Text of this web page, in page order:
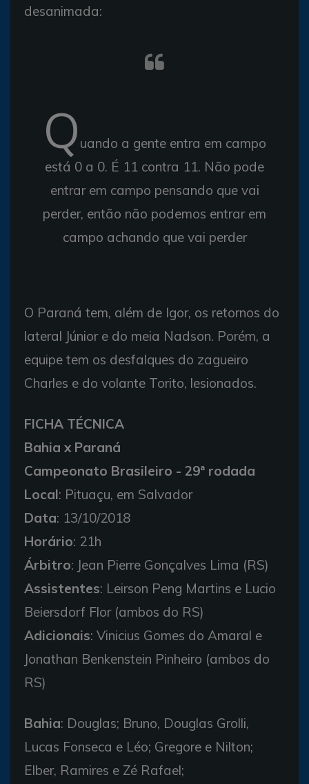
desanimada:
Q uando a gente entra em campo
está 0 a 0. É 11 contra 11. Não pode
entrar em campo pensando que vai
perder, então não podemos entrar em
campo achando que vai perder
O Paraná tem, além de Igor, os retornos do
lateral Júnior e do meia Nadson. Porém, a
equipe tem os desfalques do zagueiro
Charles e do volante Torito, lesionados.
FICHA TÉCNICA
Bahia x Paraná
Campeonato Brasileiro - 29ª rodada
Local: Pituaçu, em Salvador
Data: 13/10/2018
Horário: 21h
Árbitro: Jean Pierre Gonçalves Lima (RS)
Assistentes: Leirson Peng Martins e Lucio
Beiersdorf Flor (ambos do RS)
Adicionais: Vinicius Gomes do Amaral e
Jonathan Benkenstein Pinheiro (ambos do
RS)
Bahia: Douglas; Bruno, Douglas Grolli,
Lucas Fonseca e Léo; Gregore e Nilton;
Elber, Ramires e Zé Rafael;